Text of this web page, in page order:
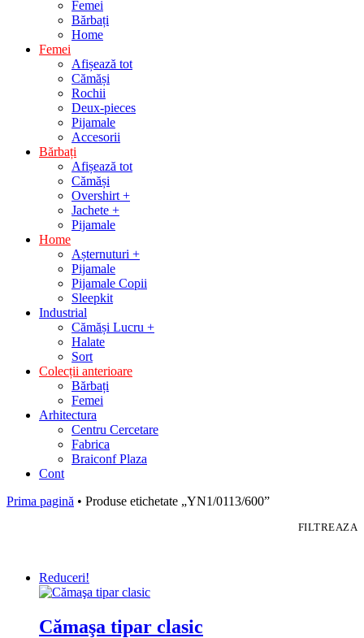
Femei
Bărbați
Home
Femei
Afișează tot
Cămăși
Rochii
Deux-pieces
Pijamale
Accesorii
Bărbați
Afișează tot
Cămăși
Overshirt +
Jachete +
Pijamale
Home
Așternuturi +
Pijamale
Pijamale Copii
Sleepkit
Industrial
Cămăși Lucru +
Halate
Sort
Colecții anterioare
Bărbați
Femei
Arhitectura
Centru Cercetare
Fabrica
Braiconf Plaza
Cont
Prima pagină • Produse etichetate „YN1/0113/600”
FILTREAZA
Reduceri!
Cămaşa tipar clasic